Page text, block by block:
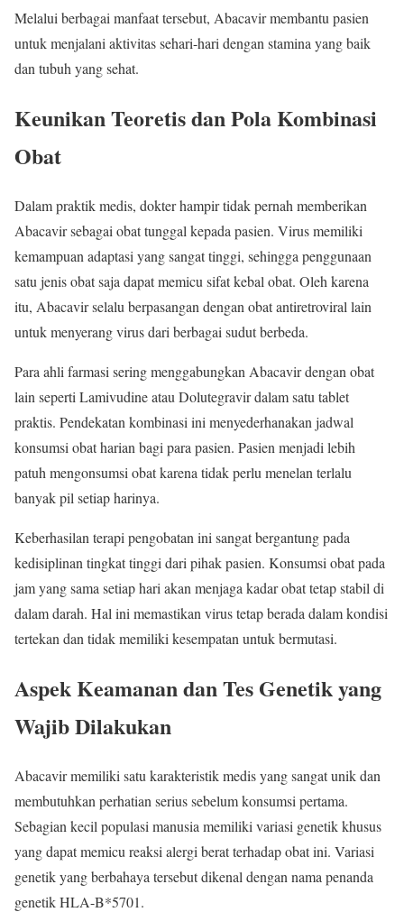
Melalui berbagai manfaat tersebut, Abacavir membantu pasien
untuk menjalani aktivitas sehari-hari dengan stamina yang baik
dan tubuh yang sehat.
Keunikan Teoretis dan Pola Kombinasi
Obat
Dalam praktik medis, dokter hampir tidak pernah memberikan
Abacavir sebagai obat tunggal kepada pasien. Virus memiliki
kemampuan adaptasi yang sangat tinggi, sehingga penggunaan
satu jenis obat saja dapat memicu sifat kebal obat. Oleh karena
itu, Abacavir selalu berpasangan dengan obat antiretroviral lain
untuk menyerang virus dari berbagai sudut berbeda.
Para ahli farmasi sering menggabungkan Abacavir dengan obat
lain seperti Lamivudine atau Dolutegravir dalam satu tablet
praktis. Pendekatan kombinasi ini menyederhanakan jadwal
konsumsi obat harian bagi para pasien. Pasien menjadi lebih
patuh mengonsumsi obat karena tidak perlu menelan terlalu
banyak pil setiap harinya.
Keberhasilan terapi pengobatan ini sangat bergantung pada
kedisiplinan tingkat tinggi dari pihak pasien. Konsumsi obat pada
jam yang sama setiap hari akan menjaga kadar obat tetap stabil di
dalam darah. Hal ini memastikan virus tetap berada dalam kondisi
tertekan dan tidak memiliki kesempatan untuk bermutasi.
Aspek Keamanan dan Tes Genetik yang
Wajib Dilakukan
Abacavir memiliki satu karakteristik medis yang sangat unik dan
membutuhkan perhatian serius sebelum konsumsi pertama.
Sebagian kecil populasi manusia memiliki variasi genetik khusus
yang dapat memicu reaksi alergi berat terhadap obat ini. Variasi
genetik yang berbahaya tersebut dikenal dengan nama penanda
genetik HLA-B*5701.